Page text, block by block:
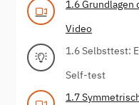
1.6 Grundlagen
Video
1.6 Selbsttest:
Self-test
1.7